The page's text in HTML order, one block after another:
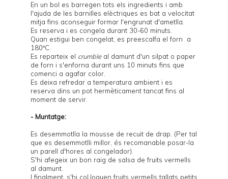
En un bol es barregen tots els ingredients i amb
l'ajuda de les barnilles elèctriques es bat a velocitat
mitja fins aconseguir formar l'engrunat d'ametlla.
Es reserva i es congela durant 30-60 minuts.
Quan estigui ben congelat, es preescalfa el forn a
180ºC.
Es reparteix el crumbleal damunt d'un silpat o paper
de forn i s'enforna durant uns 10 minuts fins que
comenci a agafar color.
Es deixa refredar a temperatura ambient i es
reserva dins un pot hermèticament tancat fins al
moment de servir.
- Muntatge:
Es desemmotlla la mousse de recuit de drap. (Per tal
que es desemmotlli millor, és recomanable posar-la
un parell d'hores al congelador).
S'hi afegeix un bon raig de salsa de fruits vermells
al damunt.
I finalment, s'hi col·loquen fruits vermells tallats petits